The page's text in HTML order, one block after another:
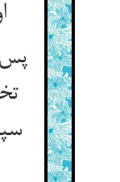
اوفتادش یک غلام
پس